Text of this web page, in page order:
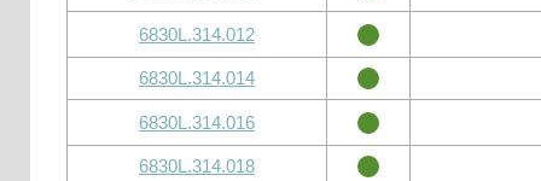
6830L.314.012
6830L.314.014
6830L.314.016
6830L.314.018